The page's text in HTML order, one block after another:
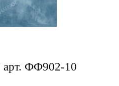
арт. ФФ902-10